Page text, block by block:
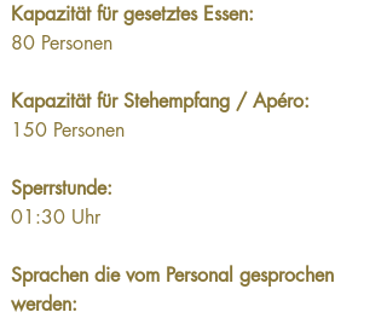
Kapazität für gesetztes Essen:
80 Personen
Kapazität für Stehempfang / Apéro:
150 Personen
Sperrstunde:
01:30 Uhr
Sprachen die vom Personal gesprochen
werden: